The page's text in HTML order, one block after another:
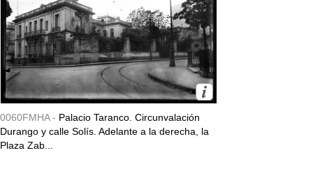
0060FMHA - Palacio Taranco. Circunvalación
Durango y calle Solís. Adelante a la derecha, la
Plaza Zab...